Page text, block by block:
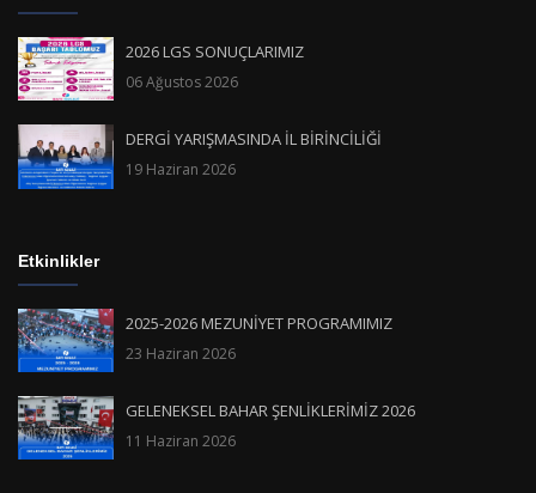
2026 LGS SONUÇLARIMIZ
06 Ağustos 2026
DERGİ YARIŞMASINDA İL BİRİNCİLİĞİ
19 Haziran 2026
Etkinlikler
2025-2026 MEZUNİYET PROGRAMIMIZ
23 Haziran 2026
GELENEKSEL BAHAR ŞENLİKLERİMİZ 2026
11 Haziran 2026